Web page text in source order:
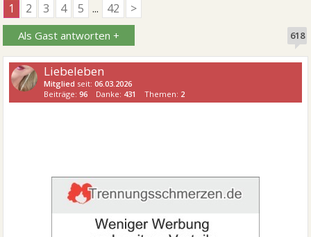
1
2 3 4 5 ... 42 >
Als Gast antworten + 618
Liebeleben
Mitglied seit:06.03.2026
Beiträge:96 Danke: 431 Themen: 2